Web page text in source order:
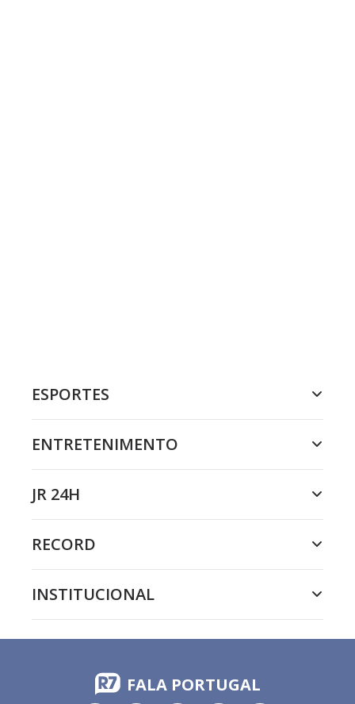
ESPORTES
ENTRETENIMENTO
JR 24H
RECORD
INSTITUCIONAL
FALA PORTUGAL